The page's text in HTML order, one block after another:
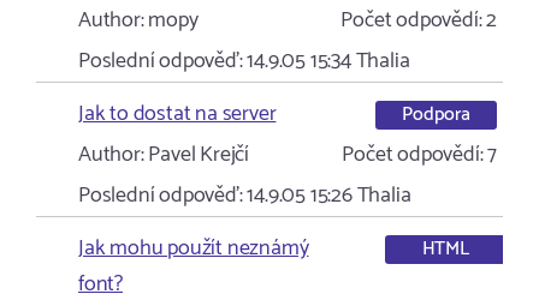
Author:mopy Počet odpovědí:2
Poslední odpověď:14.9.05 15:34Thalia
Jak to dostat na server
Podpora
Author:Pavel Krejčí Počet odpovědí:7
Poslední odpověď:14.9.05 15:26Thalia
Jak mohu použít neznámý
font?
HTML